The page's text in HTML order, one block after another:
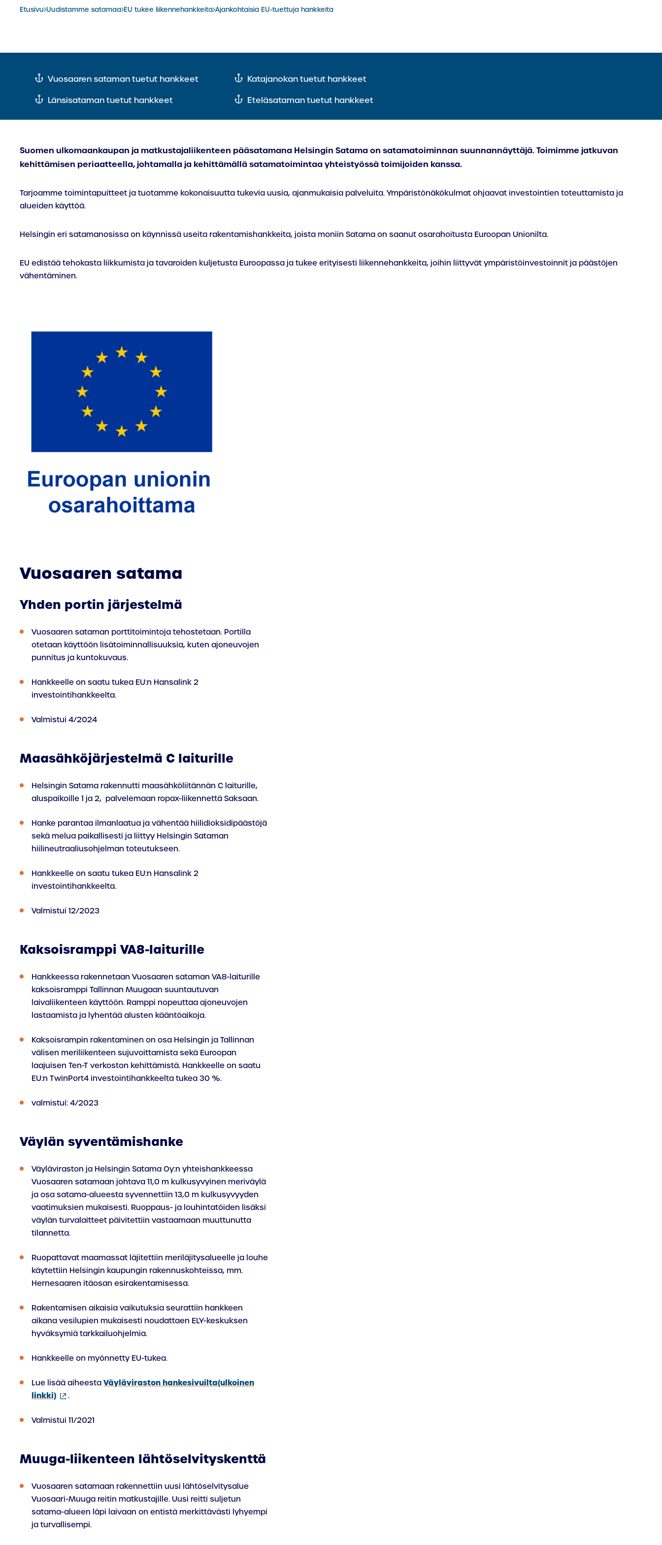
Etusivu Uudistamme satamaa EU tukee liikennehankkeita Ajankohtaisia EU-tuettuja hankkeita
Siirry
Vuosaaren sataman tuetut hankkeet
Siirry
kohtaan:
Länsisataman tuetut hankkeet
Siirry
Katajanokan tuetut hankkeet
Siirry
Eteläsataman tuetut hankkeet
Suomen ulkomaankaupan ja matkustajaliikenteen pääsatamana Helsingin Satama on satamatoiminnan suunnannäyttäjä. Toimimme jatkuvan
kehittämisen periaatteella, johtamalla ja kehittämällä satamatoimintaa yhteistyössä toimijoiden kanssa.
Tarjoamme toimintapuitteet ja tuotamme kokonaisuutta tukevia uusia, ajanmukaisia palveluita. Ympäristönäkökulmat ohjaavat investointien toteuttamista ja
alueiden käyttöä.
Helsingin eri satamanosissa on käynnissä useita rakentamishankkeita, joista moniin Satama on saanut osarahoitusta Euroopan Unionilta.
EU edistää tehokasta liikkumista ja tavaroiden kuljetusta Euroopassa ja tukee erityisesti liikennehankkeita, joihin liittyvät ympäristöinvestoinnit ja päästöjen
vähentäminen.
Vuosaaren satama
Yhden portin järjestelmä
Vuosaaren sataman porttitoimintoja tehostetaan. Portilla
otetaan käyttöön lisätoiminnallisuuksia, kuten ajoneuvojen
punnitus ja kuntokuvaus.
Hankkeelle on saatu tukea EU:n Hansalink 2
investointihankkeelta.
Valmistui 4/2024
Maasähköjärjestelmä C laiturille
Helsingin Satama rakennutti maasähköliitännän C laiturille,
aluspaikoille 1 ja 2, palvelemaan ropax-liikennettä Saksaan.
Hanke parantaa ilmanlaatua ja vähentää hiilidioksidipäästöjä
sekä melua paikallisesti ja liittyy Helsingin Sataman
hiilineutraaliusohjelman toteutukseen.
Hankkeelle on saatu tukea EU:n Hansalink 2
investointihankkeelta.
Valmistui 12/2023
Kaksoisramppi VA8-laiturille
Hankkeessa rakennetaan Vuosaaren sataman VA8-laiturille
kaksoisramppi Tallinnan Muugaan suuntautuvan
laivaliikenteen käyttöön. Ramppi nopeuttaa ajoneuvojen
lastaamista ja lyhentää alusten kääntöaikoja.
Kaksoisrampin rakentaminen on osa Helsingin ja Tallinnan
välisen meriliikenteen sujuvoittamista sekä Euroopan
laajuisen Ten-T verkoston kehittämistä. Hankkeelle on saatu
EU:n TwinPort4 investointihankkeelta tukea 30 %.
valmistui: 4/2023
Väylän syventämishanke
Väyläviraston ja Helsingin Satama Oy:n yhteishankkeessa
Vuosaaren satamaan johtava 11,0 m kulkusyvyinen meriväylä
ja osa satama-alueesta syvennettiin 13,0 m kulkusyvyyden
vaatimuksien mukaisesti. Ruoppaus- ja louhintatöiden lisäksi
väylän turvalaitteet päivitettiin vastaamaan muuttunutta
tilannetta.
Ruopattavat maamassat läjitettiin meriläjitysalueelle ja louhe
käytettiin Helsingin kaupungin rakennuskohteissa, mm.
Hernesaaren itäosan esirakentamisessa.
Rakentamisen aikaisia vaikutuksia seurattiin hankkeen
aikana vesilupien mukaisesti noudattaen ELY-keskuksen
hyväksymiä tarkkailuohjelmia.
Hankkeelle on myönnetty EU-tukea.
Lue lisää aiheesta Väyläviraston hankesivuilta(ulkoinen
linkki)(ulkoinen
.
Valmistui 11/2021
Muuga-liikenteen lähtöselvityskenttä
Vuosaaren satamaan rakennettiin uusi lähtöselvitysalue
Vuosaari-Muuga reitin matkustajille. Uusi reitti suljetun
satama-alueen läpi laivaan on entistä merkittävästi lyhyempi
ja turvallisempi.